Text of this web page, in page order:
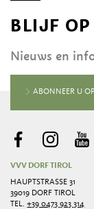
BLIJF
Nieuws en
ABONNEER U
VVV DORF TIROL
HAUPTSTRASSE 31
39019 DORF TIROL
TEL.+39 0473 923 314